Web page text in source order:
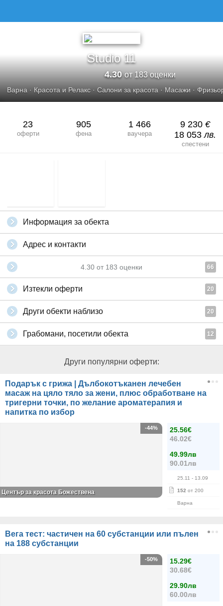
Studio 11
4.30от 183 оценки
Варна · Красота и Релакс · Салони за красота · Масажи ·
23
оферти
905
фена
1 466
ваучера
9 230 €
18 053лв.
спестени
Информация за обекта
Адрес и контакти
4.30 от 183 оценки 66
Изтекли оферти 20
Други обекти наблизо 20
Грабомани, посетили обекта 12
Други популярни оферти:
Подарък с грижа | Дълбокотъканен лечебен
масаж на цяло тяло за жени, плюс обработване на
тригерни точки, по желание ароматерапия и
напитка по избор
25.56€
46.02€
49.99лв
90.01лв
25.11 - 13.09
152 от 200
Варна
-44%
Център за красота Божествена
Вега тест: частичен на 60 субстанции или пълен
на 188 субстанции
15.29€
30.68€
29.90лв
60.00лв
-50%